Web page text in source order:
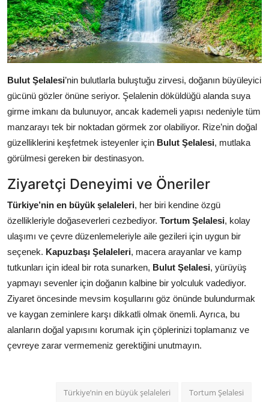
Bulut Şelalesi’nin bulutlarla buluştuğu zirvesi, doğanın büyüleyici
gücünü gözler önüne seriyor. Şelalenin döküldüğü alanda suya
girme imkanı da bulunuyor, ancak kademeli yapısı nedeniyle tüm
manzarayı tek bir noktadan görmek zor olabiliyor. Rize’nin doğal
güzelliklerini keşfetmek isteyenler için Bulut Şelalesi, mutlaka
görülmesi gereken bir destinasyon.
Ziyaretçi Deneyimi ve Öneriler
Türkiye’nin en büyük şelaleleri, her biri kendine özgü
özellikleriyle doğaseverleri cezbediyor. Tortum Şelalesi, kolay
ulaşımı ve çevre düzenlemeleriyle aile gezileri için uygun bir
seçenek. Kapuzbaşı Şelaleleri, macera arayanlar ve kamp
tutkunları için ideal bir rota sunarken, Bulut Şelalesi, yürüyüş
yapmayı sevenler için doğanın kalbine bir yolculuk vadediyor.
Ziyaret öncesinde mevsim koşullarını göz önünde bulundurmak
ve kaygan zeminlere karşı dikkatli olmak önemli. Ayrıca, bu
alanların doğal yapısını korumak için çöplerinizi toplamanız ve
çevreye zarar vermemeniz gerektiğini unutmayın.
Türkiye’nin en büyük şelaleleri Tortum Şelalesi